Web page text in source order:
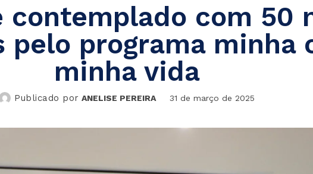
contemplado com 50
pelo programa minha
minha vida
Publicado por ANELISE PEREIRA 31 de março de 2025